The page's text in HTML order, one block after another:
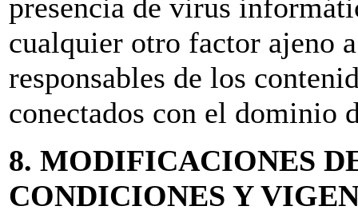
presencia de virus
cualquier otro factor ajeno
responsables de los
conectados con el dominio
8. MODIFICACIONES
CONDICIONES Y